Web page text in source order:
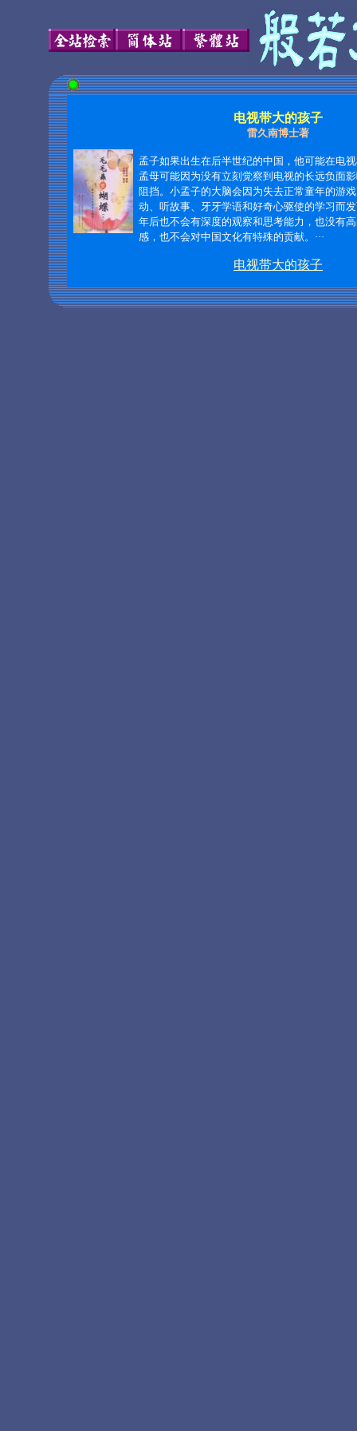
电视带大的孩子
雷久南博士著
孟子如果出生在后半世纪的中国，他可能在电
孟母可能因为没有立刻觉察到电视的长远负面
阻挡。小孟子的大脑会因为失去正常童年的游
动、听故事、牙牙学语和好奇心驱使的学习而
年后也不会有深度的观察和思考能力，也没有
感，也不会对中国文化有特殊的贡献。···
电视带大的孩子